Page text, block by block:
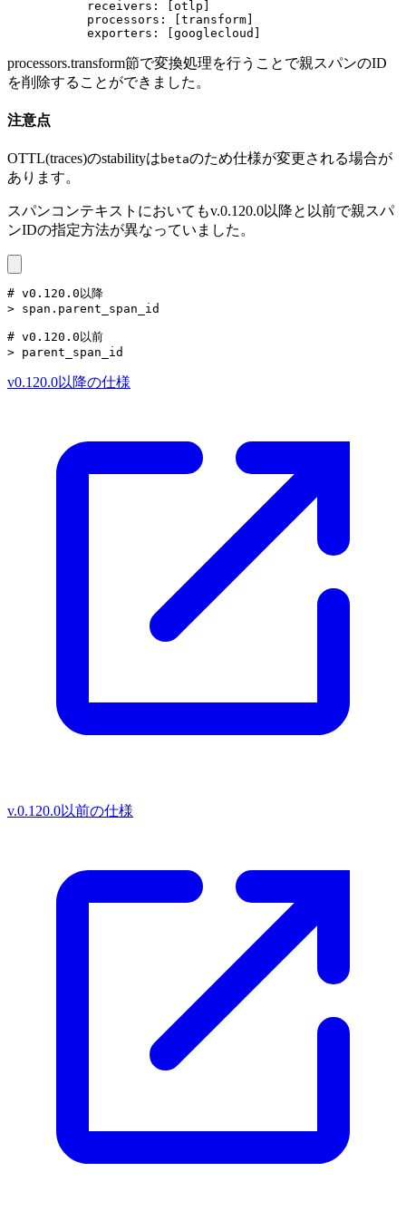
      receivers
: otlp
      processors
: transform
      exporters
: googlecloud
processors.transform節で変換処理を行うことで親スパンのID
を削除することができました。
注意点
OTTL(traces)のstabilityは betaのため仕様が変更される場合が
あります。
スパンコンテキストにおいてもv.0.120.0以降と以前で親スパ
ンIDの指定方法が異なっていました。
# v0.120.0以降
> span.parent_span_id
# v0.120.0以前
v0.120.0以降の仕様
v.0.120.0以前の仕様